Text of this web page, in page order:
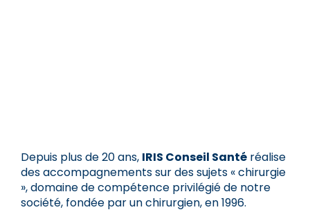
Depuis plus de 20 ans, IRIS Conseil Santéréalise
des accompagnements sur des sujets « chirurgie
», domaine de compétence privilégié de notre
société, fondée par un chirurgien, en 1996.